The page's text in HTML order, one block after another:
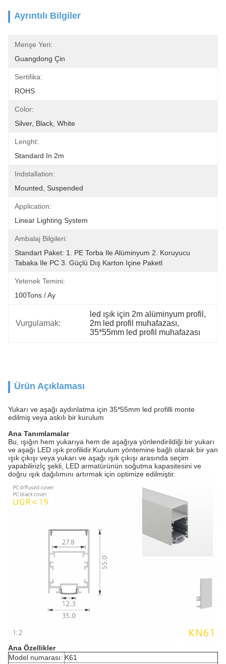
Ayrıntılı Bilgiler
Menşe Yeri:
Guangdong Çin
Sertifika:
ROHS
Color:
Silver, Black, White
Lenght:
Standard In 2m
Indstallation:
Mounted, Suspended
Application:
Linear Lighting System
Ambalaj Bilgileri:
Standart Paket: 1. PE Torba Ile Alüminyum 2. Koruyucu
Tabaka Ile PC 3. Güçlü Dış Karton Içine Paketl
Yetenek Temini:
100Tons / Ay
Vurgulamak:
led ışık için 2m alüminyum profil ,
2m led profil muhafazası,
35*55mm led profil muhafazası
Ürün Açıklaması
Yukarı ve aşağı aydınlatma için 35*55mm led profilli monte
edilmiş veya askılı bir kurulum
Ana Tanımlamalar
Bu, ışığın hem yukarıya hem de aşağıya yönlendirildiği bir yukarı
ve aşağı LED ışık profilidir.Kurulum yöntemine bağlı olarak bir yan
ışık çıkışı veya yukarı ve aşağı ışık çıkışı arasında seçim
yapabilirizİç şekli, LED armatürünün soğutma kapasitesini ve
doğru ışık dağılımını artırmak için optimize edilmiştir.
Ana Özellikler
Model numarası: K61